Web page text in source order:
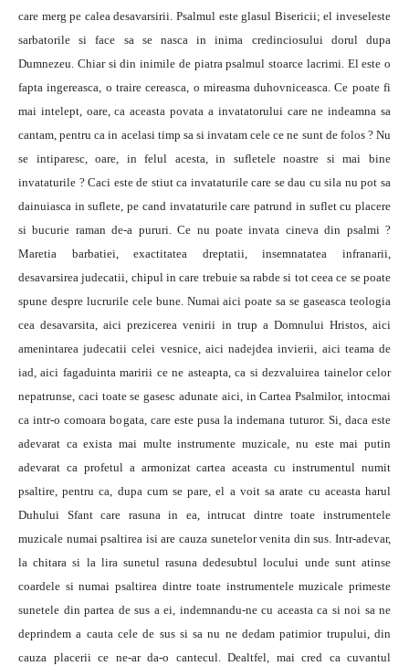
care merg pe calea desavarsirii. Psalmul este glasul Bisericii; el inveseleste
sarbatorile si face sa se nasca in inima credinciosului dorul dupa
Dumnezeu. Chiar si din inimile de piatra psalmul stoarce lacrimi. El este o
fapta ingereasca, o traire cereasca, o mireasma duhovniceasca. Ce poate fi
mai intelept, oare, ca aceasta povata a invatatorului care ne indeamna sa
cantam, pentru ca in acelasi timp sa si invatam cele ce ne sunt de folos ? Nu
se intiparesc, oare, in felul acesta, in sufletele noastre si mai bine
invataturile ? Caci este de stiut ca invataturile care se dau cu sila nu pot sa
dainuiasca in suflete, pe cand invataturile care patrund in suflet cu placere
si bucurie raman de-a pururi. Ce nu poate invata cineva din psalmi ?
Maretia barbatiei, exactitatea dreptatii, insemnatatea infranarii,
desavarsirea judecatii, chipul in care trebuie sa rabde si tot ceea ce se poate
spune despre lucrurile cele bune. Numai aici poate sa se gaseasca teologia
cea desavarsita, aici prezicerea venirii in trup a Domnului Hristos, aici
amenintarea judecatii celei vesnice, aici nadejdea invierii, aici teama de
iad, aici fagaduinta maririi ce ne asteapta, ca si dezvaluirea tainelor celor
nepatrunse, caci toate se gasesc adunate aici, in Cartea Psalmilor, intocmai
ca intr-o comoara bogata, care este pusa la indemana tuturor. Si, daca este
adevarat ca exista mai multe instrumente muzicale, nu este mai putin
adevarat ca profetul a armonizat cartea aceasta cu instrumentul numit
psaltire, pentru ca, dupa cum se pare, el a voit sa arate cu aceasta harul
Duhului Sfant care rasuna in ea, intrucat dintre toate instrumentele
muzicale numai psaltirea isi are cauza sunetelor venita din sus. Intr-adevar,
la chitara si la lira sunetul rasuna dedesubtul locului unde sunt atinse
coardele si numai psaltirea dintre toate instrumentele muzicale primeste
sunetele din partea de sus a ei, indemnandu-ne cu aceasta ca si noi sa ne
deprindem a cauta cele de sus si sa nu ne dedam patimior trupului, din
cauza placerii ce ne-ar da-o cantecul. Dealtfel, mai cred ca cuvantul